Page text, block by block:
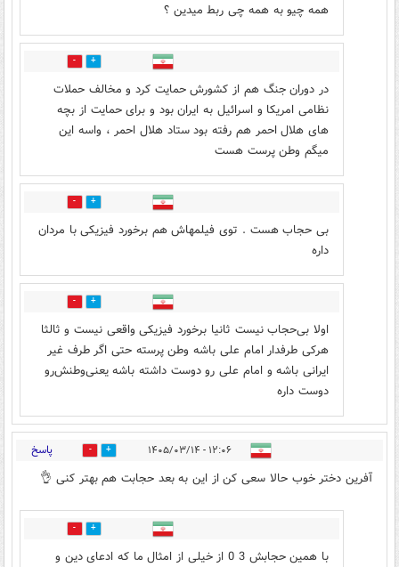
همه چیو به همه چی ربط میدین ؟
4
در دوران جنگ هم از کشورش حمایت کرد و مخالف حملات
نظامی امریکا و اسرائیل به ایران بود و برای حمایت از بچه
های هلال احمر هم رفته بود ستاد هلال احمر ، واسه این
میگم وطن پرست هست
1
بی حجاب هست . توی فیلمهاش هم برخورد فیزیکی با مردان
داره
0
اولا بی‌حجاب نیست ثانیا برخورد فیزیکی واقعی نیست و ثالثا
هرکی طرفدار امام علی باشه وطن پرسته حتی اگر طرف غیر
ایرانی باشه و امام علی رو دوست داشته باشه یعنی‌وطنش‌رو
دوست داره
۱۲:۰۶ - ۱۴۰۵/۰۳/۱۴ 2 پاسخ
آفرین دختر خوب حالا سعی کن از این به بعد حجابت هم بهتر کنی 👌
1
با همین حجابش 3 0 از خیلی از امثال ما که ادعای دین و